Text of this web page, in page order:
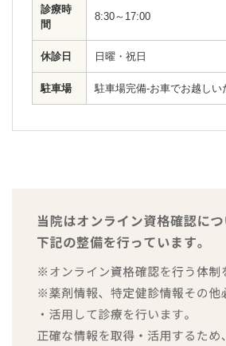
診療時
間
8:30～17:00
休診日 日曜・祝日
駐車場 駐車場完備-お車でお越しい